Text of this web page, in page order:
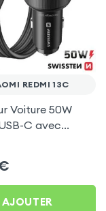
REDMI 13C
Voiture 50W
C avec
AJOUTER